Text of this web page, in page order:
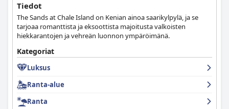
Tiedot
The Sands at Chale Island on Kenian ainoa saarikylpylä, ja se
tarjoaa romanttista ja eksoottista majoitusta valkoisten
hiekkarantojen ja vehreän luonnon ympäröimänä.
Kategoriat
Luksus
Ranta-alue
Ranta